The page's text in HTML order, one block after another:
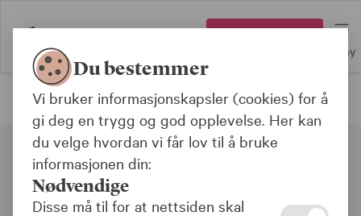
Meny
Forsiden
Du bestemmer
Vi bruker informasjonskapsler (cookies) for å
gi deg en trygg og god opplevelse. Her kan
du velge hvordan vi får lov til å bruke
informasjonen din:
Nødvendige
Disse må til for at nettsiden skal